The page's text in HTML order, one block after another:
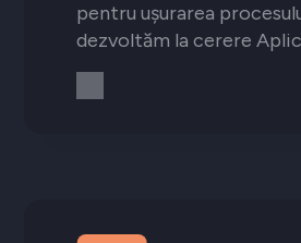
pentru ușurarea
dezvoltăm la cerere